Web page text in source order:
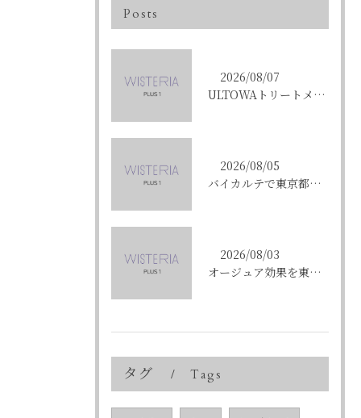
Posts
2026/08/07
ULTOWAトリートメントで東京都中央区銀座の髪質改善を目指す人への効果と選び方ガイド
2026/08/05
バイカルテで東京都中央区銀座のエイジングケア悩みを解決する方法と正規品選びのポイント
2026/08/03
オージュア効果を東京都中央区銀座で実感する選び方と購入ポイント
タグ Tags